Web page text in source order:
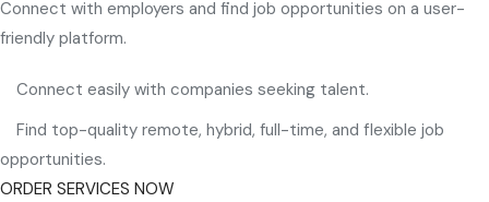
Connect with employers and find job opportunities on a user-
friendly platform.
Connect easily with companies seeking talent.
Find top-quality remote, hybrid, full-time, and flexible job
opportunities.
ORDER SERVICES NOW